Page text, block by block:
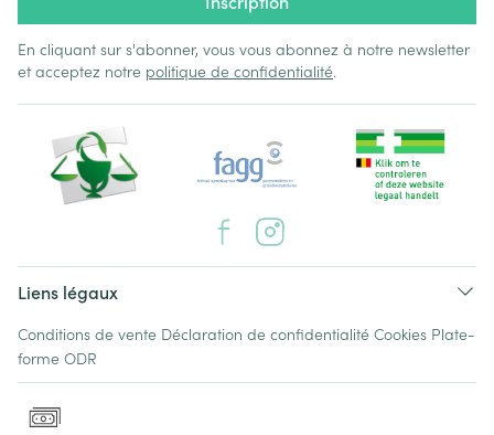
En cliquant sur s'abonner, vous vous abonnez à notre newsletter
et acceptez notre politique de confidentialité.
Liens légaux
Conditions de vente Déclaration de confidentialité Cookies Plate-
forme ODR